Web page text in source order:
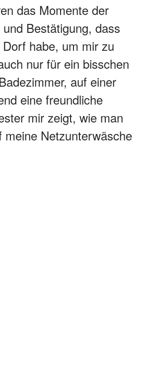
das Momente der
Bestätigung, dass
habe, um mir zu
nur für ein bisschen
auf einer
eine freundliche
mir zeigt, wie man
meine Netzunterwäsche